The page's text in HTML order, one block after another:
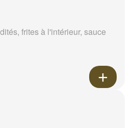
frites à l'intérieur, sauce